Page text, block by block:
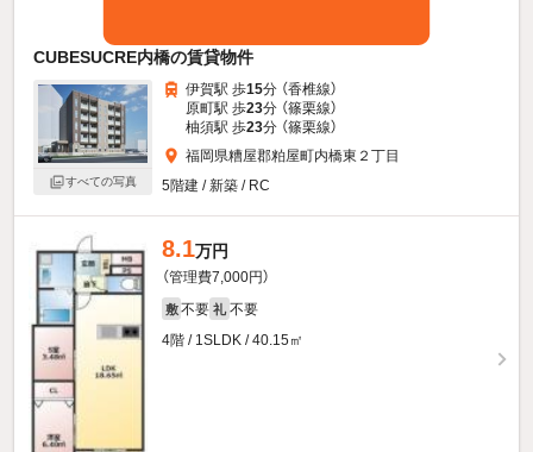
CUBESUCRE内橋の賃貸物件
すべての写真
伊賀駅 歩15分 （香椎線）
原町駅 歩23分 （篠栗線）
柚須駅 歩23分 （篠栗線）
福岡県糟屋郡粕屋町内橋東２丁目
5階建 / 新築 / RC
8.1万円
（管理費7,000円）
敷 不要 礼 不要
4階 / 1SLDK / 40.15㎡